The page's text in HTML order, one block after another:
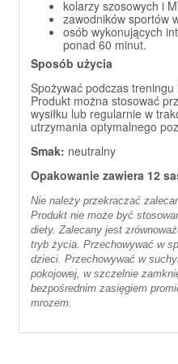
kolarzy szosowych i
zawodników sportów
osób wykonujących
ponad 60 minut.
Sposób użycia
Spożywać podczas
Produkt można stosować
wysiłku lub regularnie w
utrzymania optymalnego
Smak: neutralny
Opakowanie zawiera 12
Nie należy przekraczać
Produkt nie może być
diety. Zalecany jest
tryb życia. Przechowywać w
dzieci. Przechowywać w
pokojowej, w szczelnie
bezpośrednim zasięgiem
mrozem.